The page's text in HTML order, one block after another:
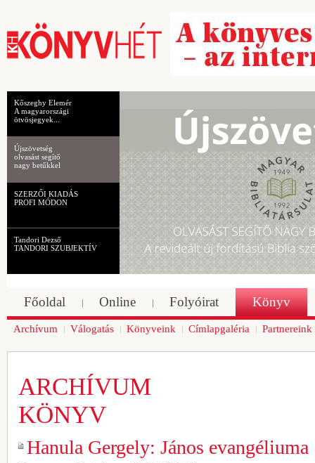
Kőszeghy Elemér
A magyarországi
ötvösjegyek...
Újszövetség
olvasást segítő
nagy betűkkel
SZERZŐI KIADÁS
PROFI MÓDON
Tandori Dezső
TANDORI SZUBJEKTÍV
Főoldal Online Folyóirat Könyv
Archívum Válogatás Könyveink Címlapgaléria Partnereink
ARCHÍVUM
KÖNYV
Hanula Gergely: János evangéliuma